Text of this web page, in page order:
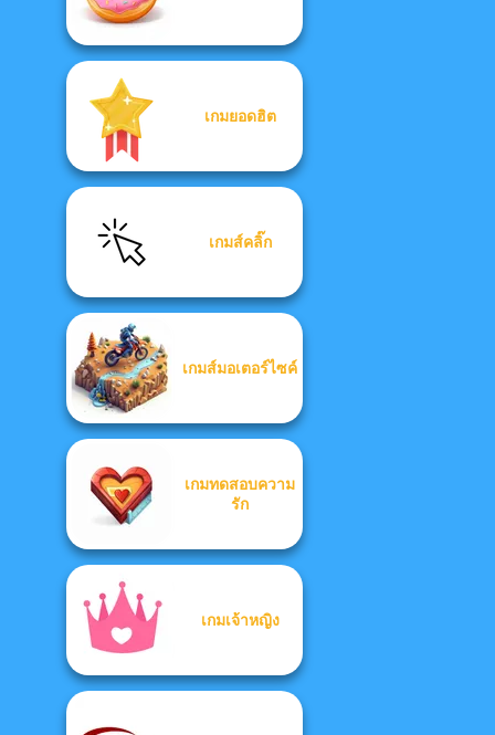
เกมยอดฮิต
เกมส์คลิ๊ก
เกมส์มอเตอร์ไซค์
เกมทดสอบความ
รัก
เกมเจ้าหญิง